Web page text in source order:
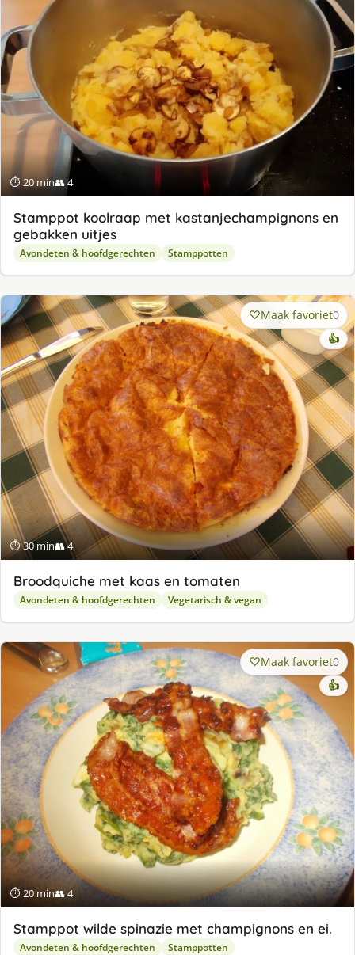
⏱ 20 min👥 4
Stamppot koolraap met kastanjechampignons en
gebakken uitjes
Avondeten & hoofdgerechten Stamppotten
⏱ 30 min👥 4
Maak favoriet0
👍
Broodquiche met kaas en tomaten
Avondeten & hoofdgerechten Vegetarisch & vegan
⏱ 20 min👥 4
Maak favoriet0
👍
Stamppot wilde spinazie met champignons en ei.
Avondeten & hoofdgerechten Stamppotten